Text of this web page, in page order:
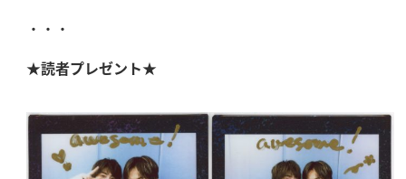
・・・
★読者プレゼント★